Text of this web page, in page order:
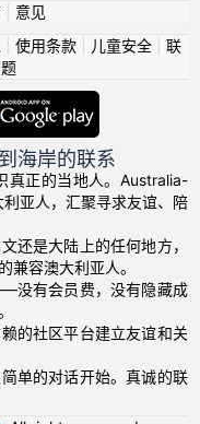
| 意见
使用条款| 儿童安全| 联
海岸的联系
真正的当地人。Australia-
亚人，汇聚寻求友谊、陪
还是大陆上的任何地方，
兼容澳大利亚人。
没有会员费，没有隐藏成
的社区平台建立友谊和关
单的对话开始。真诚的联